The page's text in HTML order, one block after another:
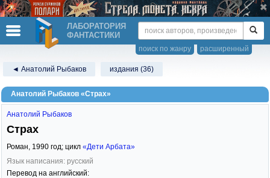
ЛАБОРАТОРИЯ
ФАНТАСТИКИ
расширенный
поиск по жанру
◄ Анатолий Рыбаков издания (36)
Анатолий Рыбаков «Страх»
Анатолий Рыбаков
Страх
Роман, 1990 год; цикл «Дети Арбата»
Язык написания: русский
Перевод на английский: